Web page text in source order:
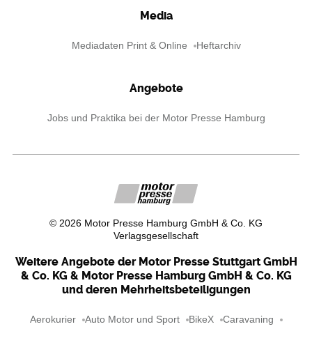
Media
Mediadaten Print & Online Heftarchiv
Angebote
Jobs und Praktika bei der Motor Presse Hamburg
© 2026 Motor Presse Hamburg GmbH & Co. KG
Verlagsgesellschaft
Weitere Angebote der Motor Presse Stuttgart GmbH
& Co. KG & Motor Presse Hamburg GmbH & Co. KG
und deren Mehrheitsbeteiligungen
Aerokurier Auto Motor und Sport BikeX Caravaning